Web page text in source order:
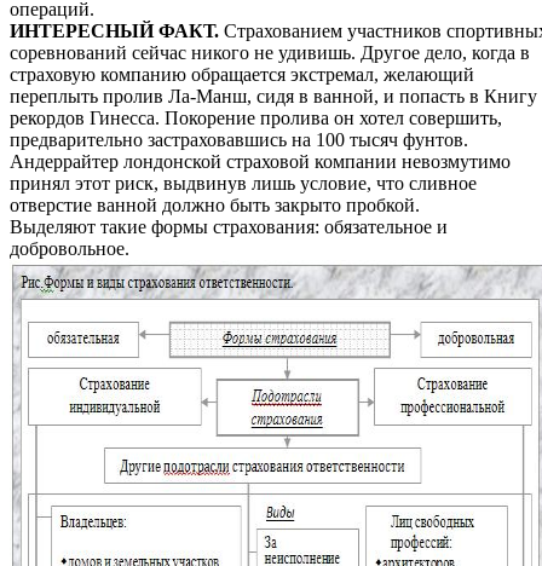
операций.
ИНТЕРЕСНЫЙ ФАКТ. Страхованием участников
соревнований сейчас никого не удивишь. Другое дело, когда в
страховую компанию обращается экстремал, желающий
переплыть пролив Ла-Манш, сидя в ванной, и попасть в Книгу
рекордов Гинесса. Покорение пролива он хотел совершить,
предварительно застраховавшись на 100 тысяч фунтов.
Андеррайтер лондонской страховой компании невозмутимо
принял этот риск, выдвинув лишь условие, что сливное
отверстие ванной должно быть закрыто пробкой.
Выделяют такие формы страхования: обязательное и
добровольное.